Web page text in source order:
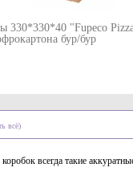
330*330*40 "Fupeco
бур/бур
всё)
всегда такие